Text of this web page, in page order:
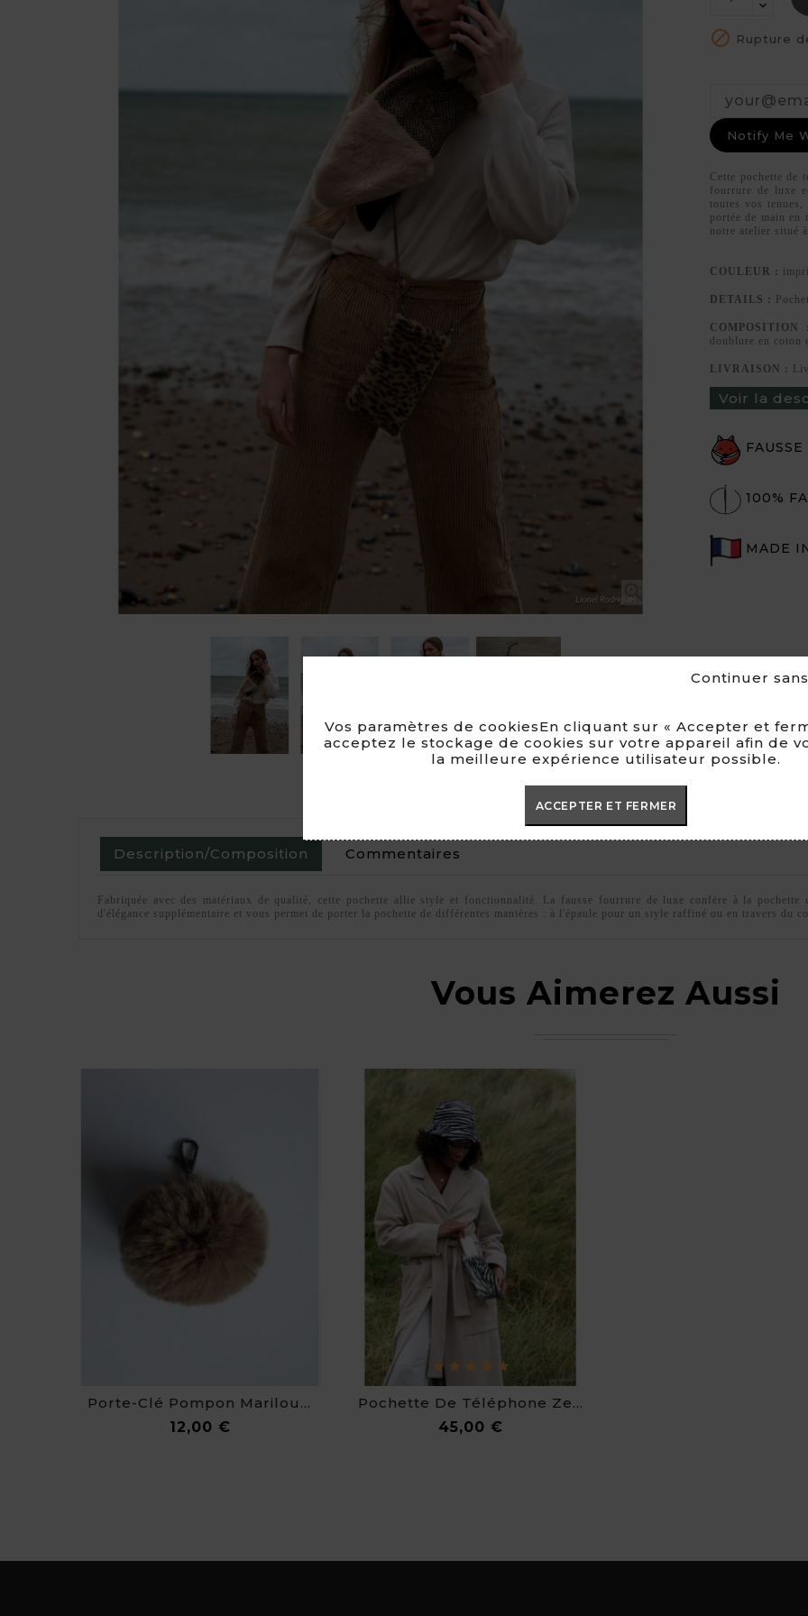
Continuer
Vos paramètres de cookiesEn cliquant sur « Accepter et
acceptez le stockage de cookies sur votre appareil afin de
la meilleure expérience utilisateur possible.
ACCEPTER ET FERMER

 Rupture
Notify Me
Cette pochette de
fourrure de luxe
toutes vos
portée de main en
notre atelier situé
COULEUR :
DETAILS :
COMPOSITION :
doublure en coton
LIVRAISON :
Voir la
100%
MADE
Description/Composition Commentaires
Fabriquée avec des matériaux de qualité, cette pochette allie style et fonctionnalité. La fausse fourrure de luxe confère à la
d'élégance supplémentaire et vous permet de porter la pochette de différentes manières : à l'épaule pour un style raffiné ou en travers du
Vous Aimerez Aussi
Porte-Clé Pompon Marilou En Fausse Fourrure De Luxe
12,00 €
Pochette De Téléphone Zebra
45,00 €